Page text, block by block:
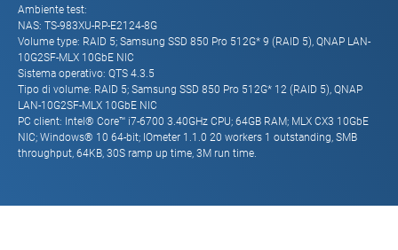
Ambiente test:
NAS: TS-983XU-RP-E2124-8G
Volume type: RAID 5; Samsung SSD 850 Pro 512G* 9 (RAID 5), QNAP LAN-
10G2SF-MLX 10GbE NIC
Sistema operativo: QTS 4.3.5
Tipo di volume: RAID 5; Samsung SSD 850 Pro 512G* 12 (RAID 5), QNAP
LAN-10G2SF-MLX 10GbE NIC
PC client: Intel® Core™ i7-6700 3.40GHz CPU; 64GB RAM; MLX CX3 10GbE
NIC; Windows® 10 64-bit; IOmeter 1.1.0 20 workers 1 outstanding, SMB
throughput, 64KB, 30S ramp up time, 3M run time.